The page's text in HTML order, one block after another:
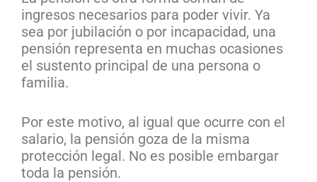
ingresos necesarios para poder vivir. Ya
sea por jubilación o por incapacidad, una
pensión representa en muchas ocasiones
el sustento principal de una persona o
familia.
Por este motivo, al igual que ocurre con el
salario, la pensión goza de la misma
protección legal. No es posible embargar
toda la pensión.